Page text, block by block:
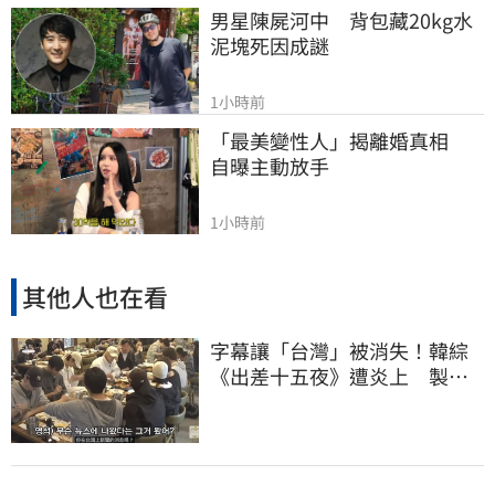
男星陳屍河中　背包藏20kg水
泥塊死因成謎
1小時前
「最美變性人」揭離婚真相
自曝主動放手
1小時前
其他人也在看
字幕讓「台灣」被消失！韓綜
《出差十五夜》遭炎上 製作